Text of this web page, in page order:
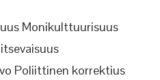
Monikulttuurisuus
Poliittinen korrektius